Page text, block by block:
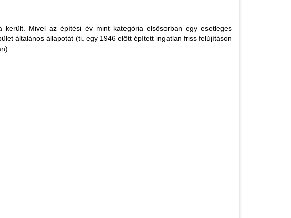
Mivel az építési év mint kategória elsősorban egy esetleges
általános állapotát (ti. egy 1946 előtt épített ingatlan friss felújításon